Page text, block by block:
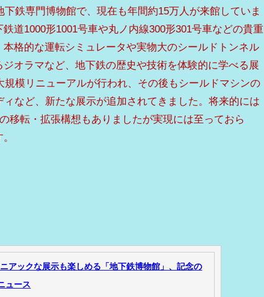
鉄専門博物館で、現在も年間約15万人が来館していま
道1000形1001号車や丸ノ内線300形301号車などの貴重
格的な運転シミュレータや実物大のシールドトンネル
オラマなど、地下鉄の歴史や技術を体験的に学べる展
規模リニューアルが行われ、その後もシールドマシンの
など、新たな展示が追加されてきました。将来的には
移転・拡張構想もありましたが実現には至っておら
アックな展示も楽しめる「地下鉄博物館」、記念の
ュース